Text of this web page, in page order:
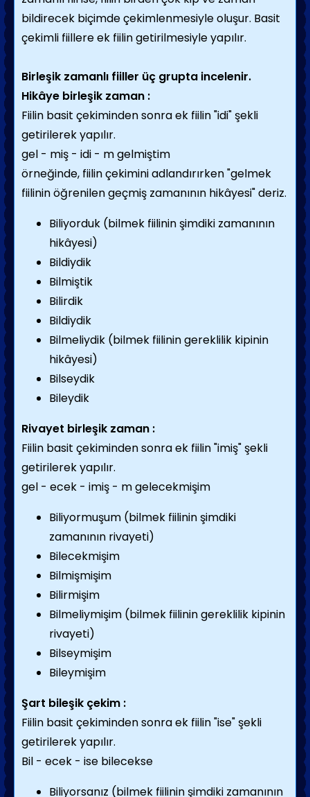
bildirecek biçimde çekimlenmesiyle oluşur. Basit
çekimli fiillere ek fiilin getirilmesiyle yapılır.
Birleşik zamanlı fiiller üç grupta incelenir.
Hikâye birleşik zaman :
Fiilin basit çekiminden sonra ek fiilin "idi" şekli
getirilerek yapılır.
gel - miş - idi - m gelmiştim
örneğinde, fiilin çekimini adlandırırken "gelmek
fiilinin öğrenilen geçmiş zamanının hikâyesi" deriz.
Biliyorduk (bilmek fiilinin şimdiki zamanının
hikâyesi)
Bildiydik
Bilmiştik
Bilirdik
Bildiydik
Bilmeliydik (bilmek fiilinin gereklilik kipinin
hikâyesi)
Bilseydik
Bileydik
Rivayet birleşik zaman :
Fiilin basit çekiminden sonra ek fiilin "imiş" şekli
getirilerek yapılır.
gel - ecek - imiş - m gelecekmişim
Biliyormuşum (bilmek fiilinin şimdiki
zamanının rivayeti)
Bilecekmişim
Bilmişmişim
Bilirmişim
Bilmeliymişim (bilmek fiilinin gereklilik kipinin
rivayeti)
Bilseymişim
Bileymişim
Şart bileşik çekim :
Fiilin basit çekiminden sonra ek fiilin "ise" şekli
getirilerek yapılır.
Bil - ecek - ise bilecekse
Biliyorsanız (bilmek fiilinin şimdiki zamanının